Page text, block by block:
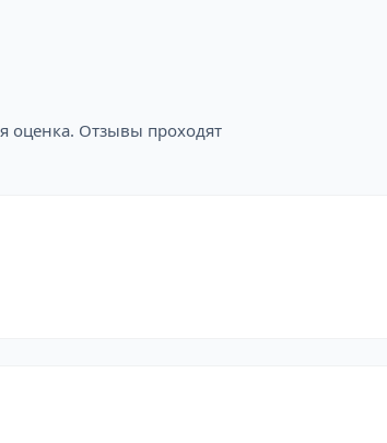
оценка. Отзывы проходят